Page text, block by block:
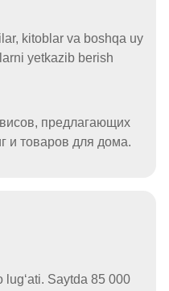
kitoblar va boshqa uy
yetkazib berish
предлагающих
и товаров для дома.
lugʻati. Saytda 85 000